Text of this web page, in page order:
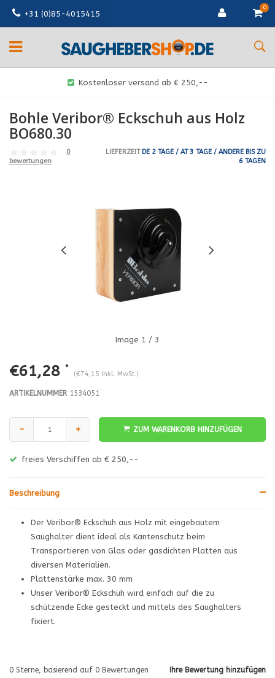
+31 (0)85-4015415
0
Kostenloser versand ab € 250,--
Bohle Veribor® Eckschuh aus Holz
BO680.30
0
bewertungen
LIEFERZEITDE 2 TAGE / AT 3 TAGE / ANDERE BIS ZU
6 TAGEN
Image 1 / 3
€61,28 *
(€74,15 Inkl. MwSt.)
ARTIKELNUMMER 1534051
- + ZUM WARENKORB HINZUFÜGEN
freies Verschiffen ab € 250,--
Beschreibung
Der Veribor® Eckschuh aus Holz mit eingebautem
Saughalter dient ideal als Kantenschutz beim
Transportieren von Glas oder gasdichten Platten aus
diversen Materialien.
Plattenstärke max. 30 mm
Unser Veribor® Eckschuh wird einfach auf die zu
schützende Ecke gesteckt und mittels des Saughalters
fixiert.
Ihre Bewertung hinzufügen
0 Sterne, basierend auf 0 Bewertungen